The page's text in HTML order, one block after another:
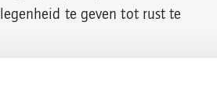
te geven tot rust te